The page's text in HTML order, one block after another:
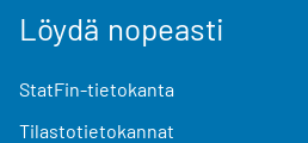
Löydä nopeasti
StatFin-tietokanta
Tilastotietokannat